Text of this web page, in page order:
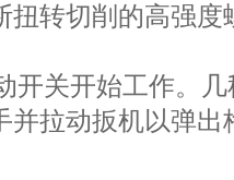
扭转切削的高强度
开关开始工作。
并拉动扳机以弹出